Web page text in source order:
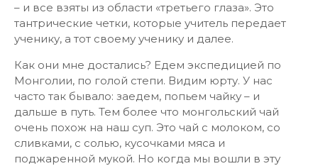
– и все взяты из области «третьего глаза». Это
тантрические четки, которые учитель передает
ученику, а тот своему ученику и далее.
Как они мне достались? Едем экспедицией по
Монголии, по голой степи. Видим юрту. У нас
часто так бывало: заедем, попьем чайку – и
дальше в путь. Тем более что монгольский чай
очень похож на наш суп. Это чай с молоком, со
сливками, с солью, кусочками мяса и
поджаренной мукой. Но когда мы вошли в эту